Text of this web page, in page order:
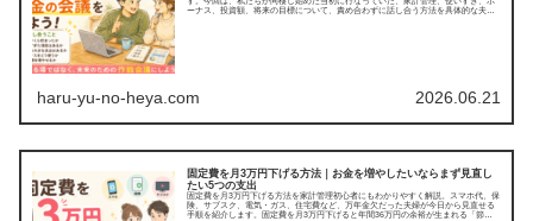
ーナス、投資額、将来の目標について、責め合わずに話し合う方法を具体的な夫婦
haru-yu-no-heya.com 2026.06.21
固定費を月3万円下げる方法｜お金を増やしたいならまず見直し
たい5つの支出
固定費を月3万円下げる方法を家計管理初心者にもわかりやすく解説。スマホ代、保
険、サブスク、電気・ガス、住宅費など、万年金欠だった夫婦が今日から見直せる
手順を紹介します。固定費を月3万円下げると年間36万円の余裕が生まれる「節約